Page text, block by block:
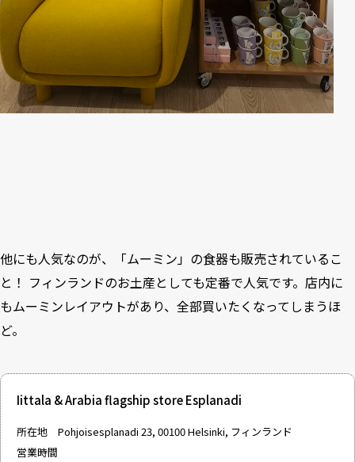
他にも人気なのが、「ムーミン」の食器も販売されているこ
と！ フィンランドのお土産としても定番で人気です。店内に
もムーミンレイアウトがあり、全部買いたくなってしまうほ
ど。
Iittala & Arabia flagship store Esplanadi
所在地 Pohjoisesplanadi 23, 00100 Helsinki, フィンランド
営業時間